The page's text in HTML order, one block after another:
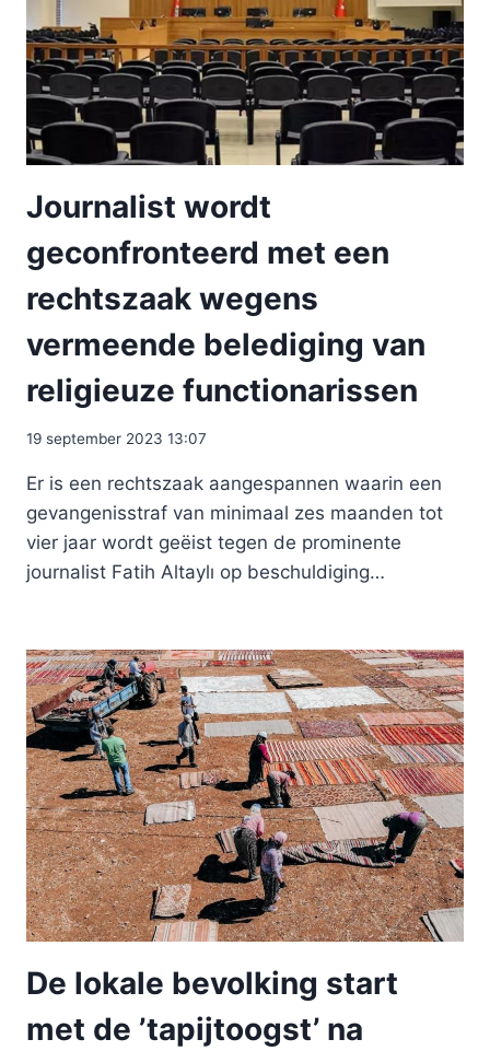
Journalist wordt
geconfronteerd met een
rechtszaak wegens
vermeende belediging van
religieuze functionarissen
19 september 2023 13:07
Er is een rechtszaak aangespannen waarin een
gevangenisstraf van minimaal zes maanden tot
vier jaar wordt geëist tegen de prominente
journalist Fatih Altaylı op beschuldiging…
De lokale bevolking start
met de ’tapijtoogst’ na